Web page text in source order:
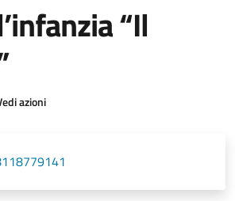
“Il
azioni